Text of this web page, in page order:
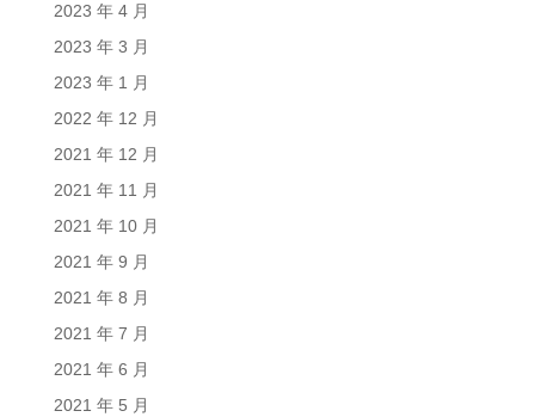
2023 年 4 月
2023 年 3 月
2023 年 1 月
2022 年 12 月
2021 年 12 月
2021 年 11 月
2021 年 10 月
2021 年 9 月
2021 年 8 月
2021 年 7 月
2021 年 6 月
2021 年 5 月